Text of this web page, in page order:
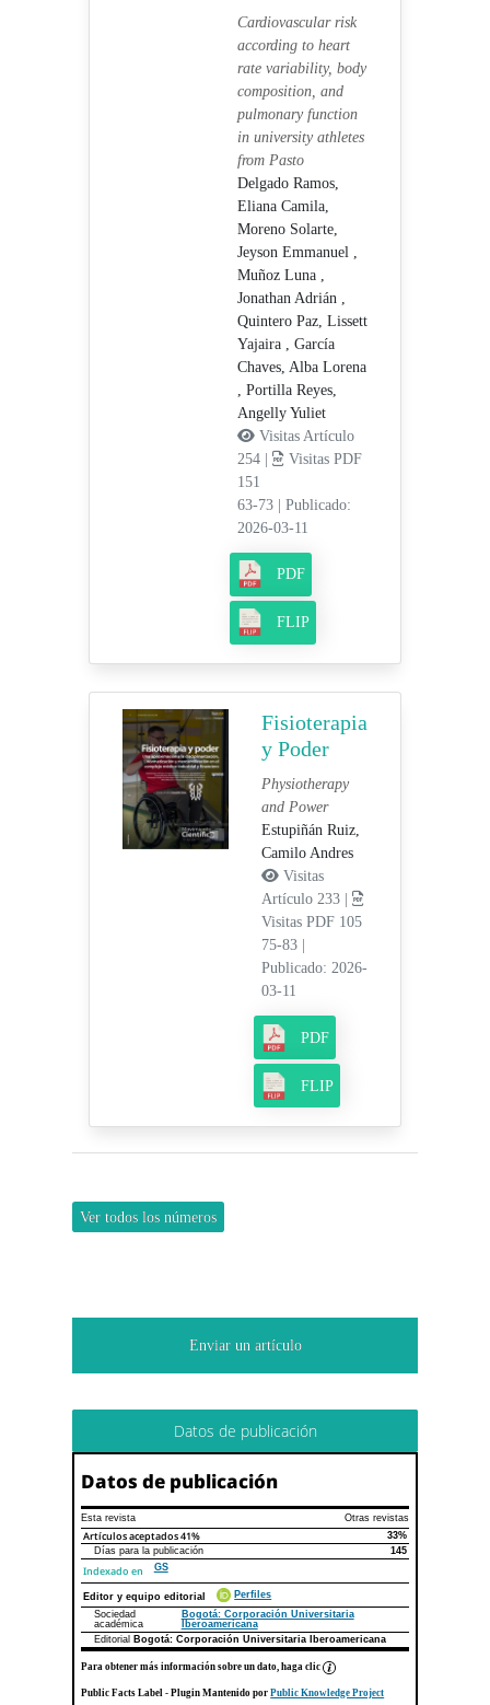
Cardiovascular risk
according to heart
rate variability, body
composition, and
pulmonary function
in university athletes
from Pasto
Delgado Ramos,
Eliana Camila,
Moreno Solarte,
Jeyson Emmanuel ,
Muñoz Luna ,
Jonathan Adrián ,
Quintero Paz, Lissett
Yajaira , García
Chaves, Alba Lorena
Portilla Reyes,
Angelly Yuliet
Visitas Artículo
254 |
Visitas PDF
151
63-73 | Publicado:
2026-03-11
PDF
FLIP
Fisioterapia
y Poder
Physiotherapy
and Power
Estupiñán Ruiz,
Camilo Andres
Visitas
Artículo 233 |
Visitas PDF 105
75-83
Publicado: 2026-
03-11
PDF
FLIP
Ver todos los números
Enviar un artículo
Datos de publicación
Datos de publicación
Esta revista Otras revistas
Artículos aceptados41%
33%
Días para la publicación
145
Indexado en GS
Editor y equipo editorial
Perfiles
Sociedad
académica
Bogotá: Corporación Universitaria
Iberoamericana
Editorial
Bogotá: Corporación Universitaria Iberoamericana
Para obtener más información sobre un dato, haga clic
Public Facts Label - Plugin Mantenido porPublic Knowledge Project